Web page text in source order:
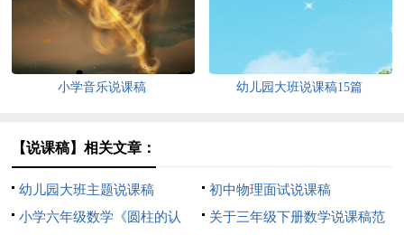
小学音乐说课稿 幼儿园大班说课稿15篇
【说课稿】相关文章：
幼儿园大班主题说课稿
初中物理面试说课稿
小学六年级数学《圆柱的认
关于三年级下册数学说课稿范